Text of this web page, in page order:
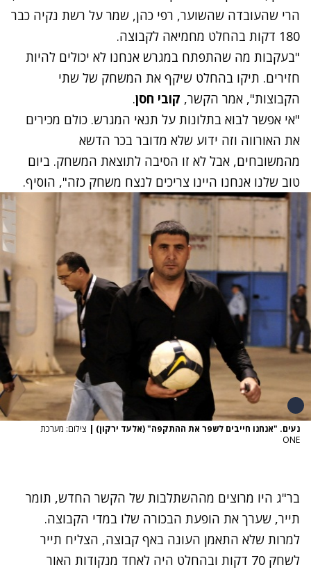
הרי שהעובדה שהשוער, רפי כהן, שמר על רשת נקיה כבר
180 דקות בהחלט מחמיאה לקבוצה.
"בעקבות מה שהתפתח במגרש אנחנו לא יכולים להיות
חזירים. תיקו בהחלט שיקף את המשחק של שתי
הקבוצות", אמר הקשר, קובי חסן.
"אי אפשר לבוא בתלונות על תנאי המגרש. כולם מכירים
את האורווה וזה ידוע שלא מדובר בכר הדשא
מהמשובחים, אבל לא זו הסיבה לתוצאת המשחק. ביום
טוב שלנו אנחנו היינו צריכים לנצח משחק כזה", הוסיף.
נעים. "אנחנו חייבים לשפר את ההתקפה" (אלעד ירקון) | צילום: מערכת
ONE
בר"ג היו מרוצים מההשתלבות של הקשר החדש, תומר
תייר, שערך את הופעת הבכורה שלו במדי הקבוצה.
למרות שלא התאמן העונה באף קבוצה, הצליח תייר
לשחק 70 דקות ובהחלט היה לאחד מנקודות האור